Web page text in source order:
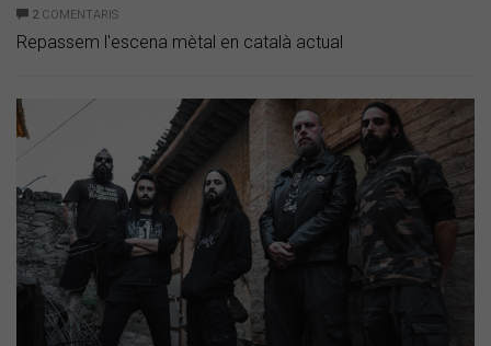
2 COMENTARIS
Repassem l'escena mètal en català actual